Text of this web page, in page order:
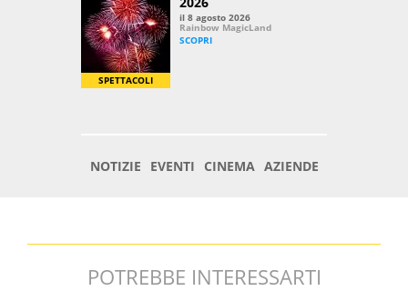
POTREBBE INTERESSARTI